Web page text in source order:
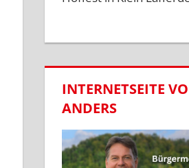
INTERNETSEITE
ANDERS